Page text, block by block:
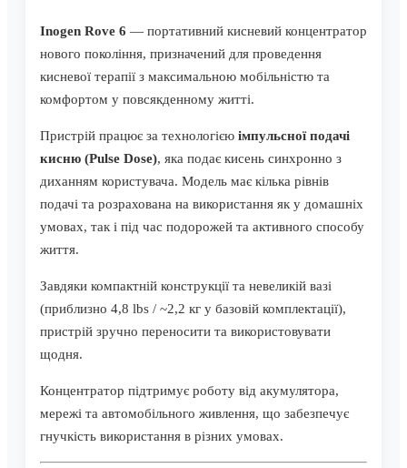
Inogen Rove 6 — портативний кисневий концентратор
нового покоління, призначений для проведення
кисневої терапії з максимальною мобільністю та
комфортом у повсякденному житті.
Пристрій працює за технологією імпульсної подачі
кисню (Pulse Dose), яка подає кисень синхронно з
диханням користувача. Модель має кілька рівнів
подачі та розрахована на використання як у домашніх
умовах, так і під час подорожей та активного способу
життя.
Завдяки компактній конструкції та невеликій вазі
(приблизно 4,8 lbs / ~2,2 кг у базовій комплектації),
пристрій зручно переносити та використовувати
щодня.
Концентратор підтримує роботу від акумулятора,
мережі та автомобільного живлення, що забезпечує
гнучкість використання в різних умовах.